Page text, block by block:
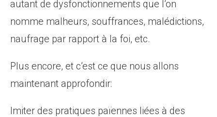
autant de dysfonctionnements que l’on
nomme malheurs, souffrances, malédictions,
naufrage par rapport à la foi, etc.
Plus encore, et c’est ce que nous allons
maintenant approfondir:
Imiter des pratiques païennes liées à des